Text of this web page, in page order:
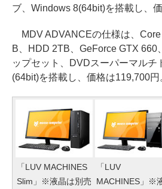
ブ、Windows 8(64bit)を搭載し、
MDV ADVANCEの仕様は、
B、HDD 2TB、GeForce GTX 660
ップセット、DVDスーパーマルチ
(64bit)を搭載し、価格は119,700円
「LUV MACHINES
Slim」※液晶は別売
「LUV
MACHINES」※